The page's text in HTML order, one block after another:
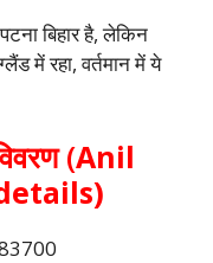
बिहार है, लेकिन
में रहा, वर्तमान में ये
(Anil